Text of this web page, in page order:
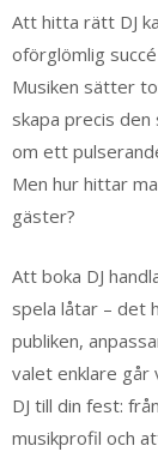
Att hitta rätt DJ
oförglömlig
Musiken sätter
skapa precis
om ett
Men hur hittar
gäster?
Att boka DJ
spela låtar – det
publiken,
valet enklare går
DJ till din fest:
musikprofil och